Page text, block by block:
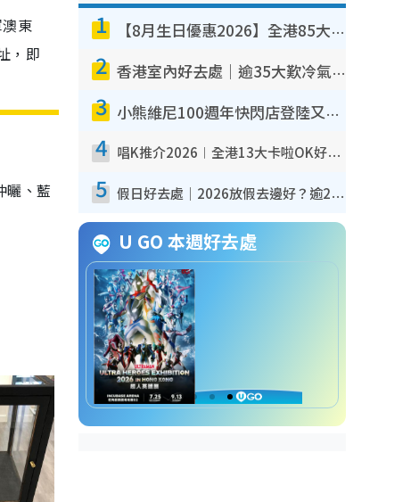
東
，即
曬、藍
1 【8月生日優惠2026】全港85大食買玩著數攻略 自助餐/火鍋放題同行免費＋誠品/DONKI送現金券
2 香港室內好去處｜逾35大歎冷氣室內好去處推介 室內活動免費避雨無懼落雨
3 小熊維尼100週年快閃店登陸又一城 重現百畝森林經典場景／獨家限定盲盒登場／專屬DIY香水
4 唱K推介2026︱全港13大卡啦OK好去處！最平$36起 日文K都有！(附地址+收費詳情)
5 假日好去處｜2026放假去邊好？逾20放假好去處郊外/秘景 休閒半日或一日遊
U GO 本週好去處